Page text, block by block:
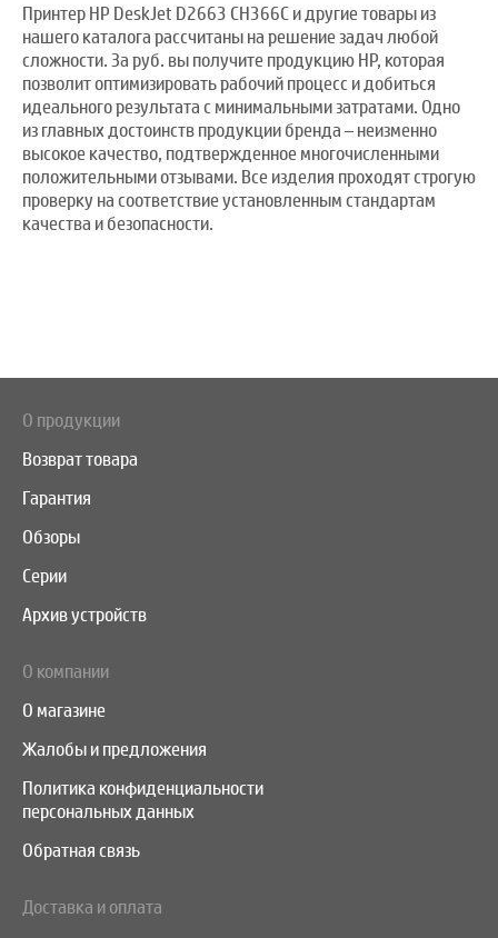
Принтер HP DeskJet D2663 CH366C и другие товары из
нашего каталога рассчитаны на решение задач любой
сложности. За руб. вы получите продукцию HP, которая
позволит оптимизировать рабочий процесс и добиться
идеального результата с минимальными затратами. Одно
из главных достоинств продукции бренда – неизменно
высокое качество, подтвержденное многочисленными
положительными отзывами. Все изделия проходят строгую
проверку на соответствие установленным стандартам
качества и безопасности.
О продукции
Возврат товара
Гарантия
Обзоры
Серии
Архив устройств
О компании
О магазине
Жалобы и предложения
Политика конфиденциальности
персональных данных
Обратная связь
Доставка и оплата